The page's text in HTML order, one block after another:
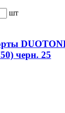
шт
черн. 25